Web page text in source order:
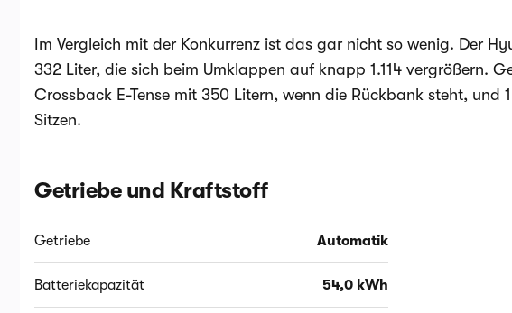
Im Vergleich mit der Konkurrenz ist das gar nicht so wenig. Der
332 Liter, die sich beim Umklappen auf knapp 1.114 vergrößern.
Crossback E-Tense mit 350 Litern, wenn die Rückbank steht, und
Sitzen.
Getriebe und Kraftstoff
Getriebe Automatik
Batteriekapazität 54,0 kWh